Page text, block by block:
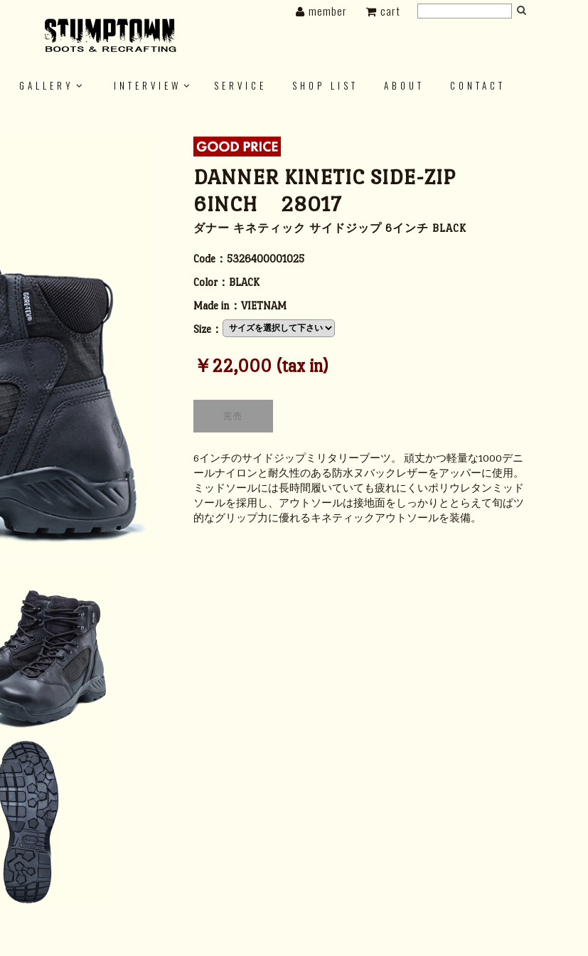
GALLERY INTERVIEW SERVICE SHOP LIST ABOUT CONTACT
member cart
DANNER KINETIC SIDE-ZIP
6INCH 28017
ダナー キネティック サイドジップ 6インチ BLACK
Code： 5326400001025
Color： BLACK
Made in： VIETNAM
Size：
￥22,000 (tax in)
6インチのサイドジップミリタリーブーツ。 頑丈かつ軽量な1000デニ
ールナイロンと耐久性のある防水ヌバックレザーをアッパーに使用。
ミッドソールには長時間履いていても疲れにくいポリウレタンミッド
ソールを採用し、アウトソールは接地面をしっかりととらえて旬ぱツ
的なグリップ力に優れるキネティックアウトソールを装備。